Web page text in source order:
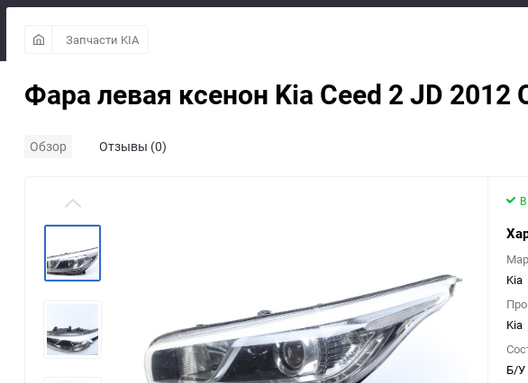
Запчасти KIA
Фара левая ксенон Kia Ceed 2 JD 2012
Обзор Отзывы (0)
Kia
Kia
Б/У